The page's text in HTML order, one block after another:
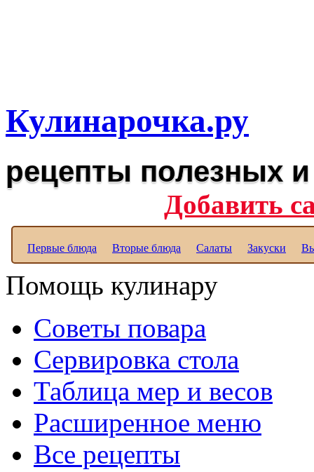
Кулинарочка.ру
рецепты полезных
Добавить
Первые блюда Вторые блюда Салаты Закуски
Помощь кулинару
Советы повара
Сервировка стола
Таблица мер и весов
Расширенное меню
Все рецепты